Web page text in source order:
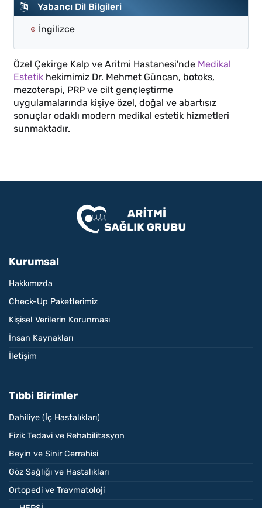
Yabancı Dil Bilgileri
İngilizce
Özel Çekirge Kalp ve Aritmi Hastanesi'nde Medikal
Estetik hekimimiz Dr. Mehmet Güncan, botoks,
mezoterapi, PRP ve cilt gençleştirme
uygulamalarında kişiye özel, doğal ve abartısız
sonuçlar odaklı modern medikal estetik hizmetleri
sunmaktadır.
Kurumsal
Hakkımızda
Check-Up Paketlerimiz
Kişisel Verilerin Korunması
İnsan Kaynakları
İletişim
Tıbbi Birimler
Dahiliye (İç Hastalıkları)
Fizik Tedavi ve Rehabilitasyon
Beyin ve Sinir Cerrahisi
Göz Sağlığı ve Hastalıkları
Ortopedi ve Travmatoloji